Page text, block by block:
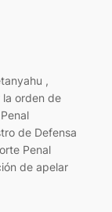
,
orden de
de Defensa
Penal
de apelar